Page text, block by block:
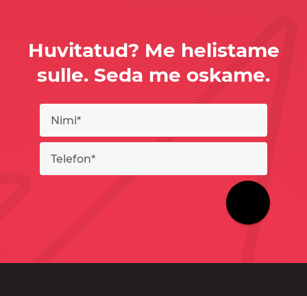
Huvitatud? Me helistame
sulle. Seda me oskame.